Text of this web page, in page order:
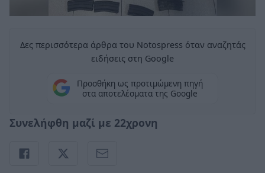
Δες περισσότερα άρθρα του Notospress όταν αναζητάς
ειδήσεις στη Google
Προσθήκη ως προτιμώμενη πηγή
στα αποτελέσματα της Google
Συνελήφθη μαζί με 22χρονη